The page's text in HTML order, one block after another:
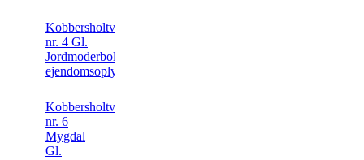
Kobbersholtvej
nr. 4 Gl.
Jordmoderbolig
ejendomsoplysninger
Kobbersholtvej
nr. 6
Mygdal
Gl.